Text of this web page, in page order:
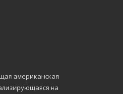
американская
на